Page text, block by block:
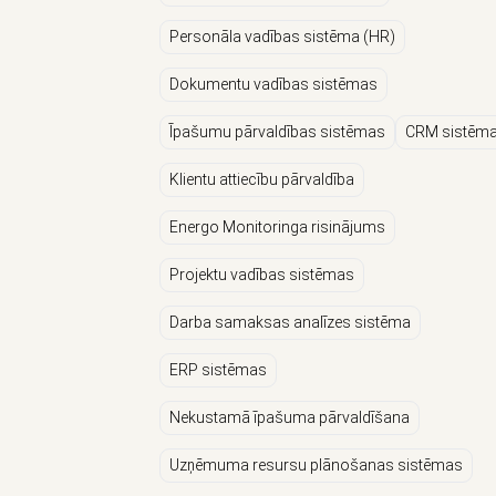
Personāla vadības sistēma (HR)
Dokumentu vadības sistēmas
Īpašumu pārvaldības sistēmas CRM
Klientu attiecību pārvaldība
Energo Monitoringa risinājums
Projektu vadības sistēmas
Darba samaksas analīzes sistēma
ERP sistēmas
Nekustamā īpašuma pārvaldīšana
Uzņēmuma resursu plānošanas sistēmas